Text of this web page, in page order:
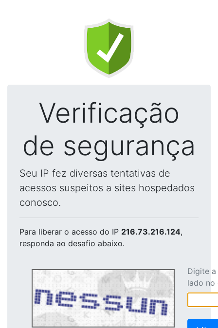
Verificação
de segurança
Seu IP fez diversas tentativas de
acessos suspeitos a sites hospedados
conosco.
Para liberar o acesso do IP 216.73.216.124,
responda ao desafio abaixo.
Digite
lado no